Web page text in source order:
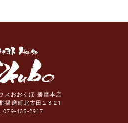
スおおくぼ 播磨本店
播磨町北古田2-3-21
079-435-2917